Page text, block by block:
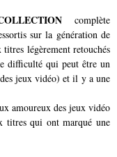
complète
sur la génération de
légèrement retouchés
difficulté qui peut être un
jeux vidéo) et il y a une
amoureux des jeux vidéo
titres qui ont marqué une